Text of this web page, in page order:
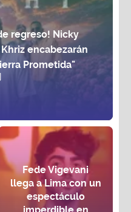
regreso! Nicky
encabezarán
Prometida"
Fede Vigevani
llega a Lima con un
espectáculo